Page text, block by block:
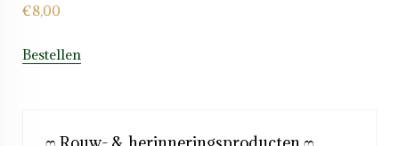
€8,00
Bestellen